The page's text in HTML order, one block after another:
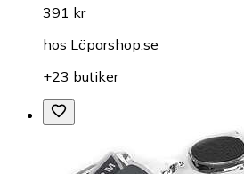
391 kr
hos Löparshop.se
+23 butiker